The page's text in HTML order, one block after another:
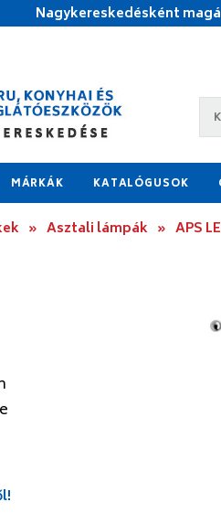
Nagykereskedésként
MÁRKÁK KATALÓGUSOK
» Asztali lámpák » APS